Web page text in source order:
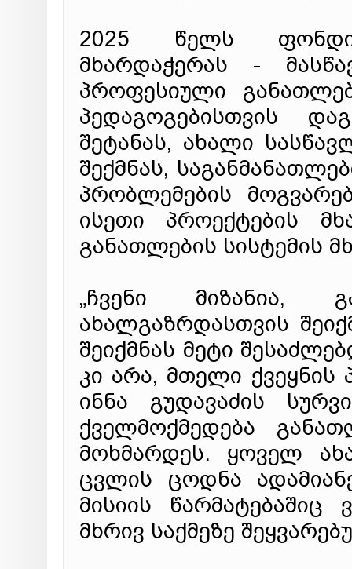
2025 წელს ფონდი
მხარდაჭერას -
პროფესიული
პედაგოგებისთვის
შეტანას, ახალი
შექმნას,
პრობლემების
ისეთი პროექტების
განათლების სისტემის
„ჩვენი მიზანია,
ახალგაზრდასთვის
შეიქმნას მეტი
კი არა, მთელი ქვეყნის
ინნა გუდავაძის
ქველმოქმედება
მოხმარდეს. ყოველ
ცვლის ცოდნა
მისიის
მხრივ საქმეზე